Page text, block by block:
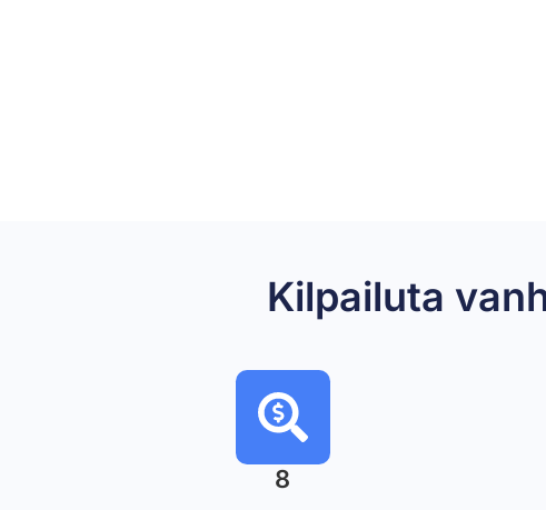
Kilpailuta
8